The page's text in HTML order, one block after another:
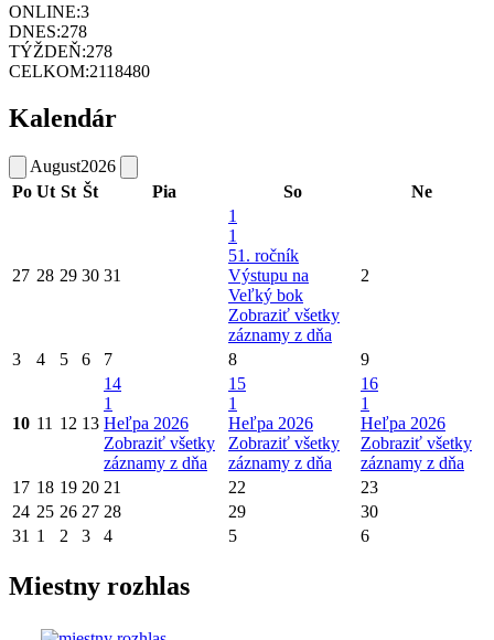
ONLINE:3
DNES:278
TÝŽDEŇ:278
CELKOM:2118480
Kalendár
August2026
Po Ut St Št Pia So Ne
27 28 29 30 31
1
1
51. ročník
Výstupu na
Veľký bok
Zobraziť všetky
záznamy z dňa
2
3 4 5 6 7 8 9
10 11 12 13
14
1
Heľpa 2026
Zobraziť všetky
záznamy z dňa
15
1
Heľpa 2026
Zobraziť všetky
záznamy z dňa
16
1
Heľpa 2026
Zobraziť všetky
záznamy z dňa
17 18 19 20 21 22
23
24 25 26 27 28 29
30
31 1 2 3 4 5 6
Miestny rozhlas